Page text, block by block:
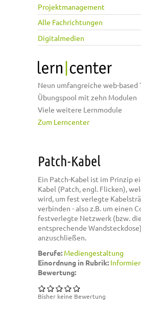
Projektmanagement
Alle Fachrichtungen
Digitalmedien
Neun umfangreiche web-based
Übungspool mit zehn Modulen
Viele weitere Lernmodule
Zum Lerncenter
Patch-Kabel
Ein Patch-Kabel ist im Prinzip
Kabel (Patch, engl. Flicken),
wird, um fest verlegte
verbinden - also z.B. um einen
festverlegte Netzwerk (bzw. die
entsprechende Wandsteckdose)
anzuschließen.
Berufe: Mediengestaltung
Einordnung in Rubrik:
Bewertung:
Bisher keine Bewertung